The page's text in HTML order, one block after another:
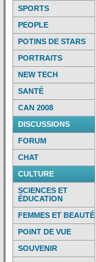
SPORTS
PEOPLE
POTINS DE STARS
PORTRAITS
NEW TECH
SANTÉ
CAN 2008
DISCUSSIONS
FORUM
CHAT
CULTURE
SCIENCES ET
ÉDUCATION
FEMMES ET BEAUTÉ
POINT DE VUE
SOUVENIR